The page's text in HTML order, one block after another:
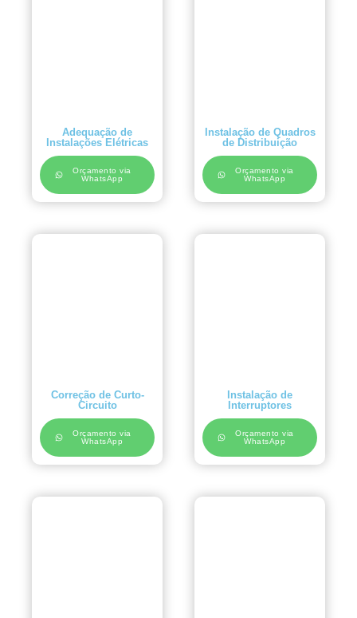
Adequação de
Instalações Elétricas
Orçamento via
WhatsApp
Instalação de Quadros
de Distribuição
Orçamento via
WhatsApp
Correção de Curto-
Circuito
Orçamento via
WhatsApp
Instalação de
Interruptores
Orçamento via
WhatsApp